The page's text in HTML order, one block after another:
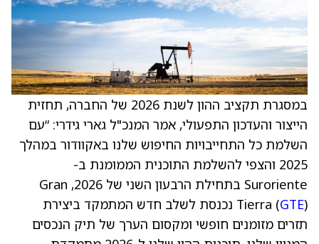
במסגרת תקציב ההון לשנת 2026 של החברה, תחזית
הייצור והעדכון התפעולי, אמר המנכ"ל גארי גידרי: “עם
השלמת כל התחייבויות החיפוש שלנו באקוודור במהלך
2025 והצפי להשלמת התוכנית הממומנת ב-
Suroriente בתחילת הרבעון השני של 2026, Gran
Tierra (GTE
) נכנסת לשלב חדש המתמקד ביצירת
תזרים מזומנים חופשי ומקסום הערך של תיק הנכסים